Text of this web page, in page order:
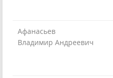
Афанасьев
Владимир Андреевич